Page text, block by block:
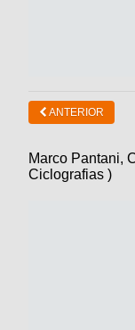
ANTERIOR
Marco Pantani,
Ciclografias )